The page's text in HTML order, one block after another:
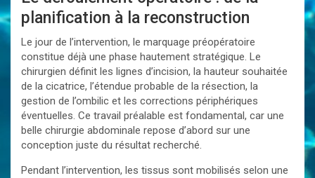
planification à la reconstruction
Le jour de l’intervention, le marquage préopératoire
constitue déjà une phase hautement stratégique. Le
chirurgien définit les lignes d’incision, la hauteur souhaitée
de la cicatrice, l’étendue probable de la résection, la
gestion de l’ombilic et les corrections périphériques
éventuelles. Ce travail préalable est fondamental, car une
belle chirurgie abdominale repose d’abord sur une
conception juste du résultat recherché.
Pendant l’intervention, les tissus sont mobilisés selon une